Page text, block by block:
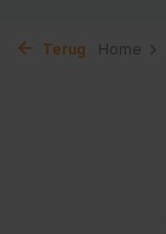
Terug Home